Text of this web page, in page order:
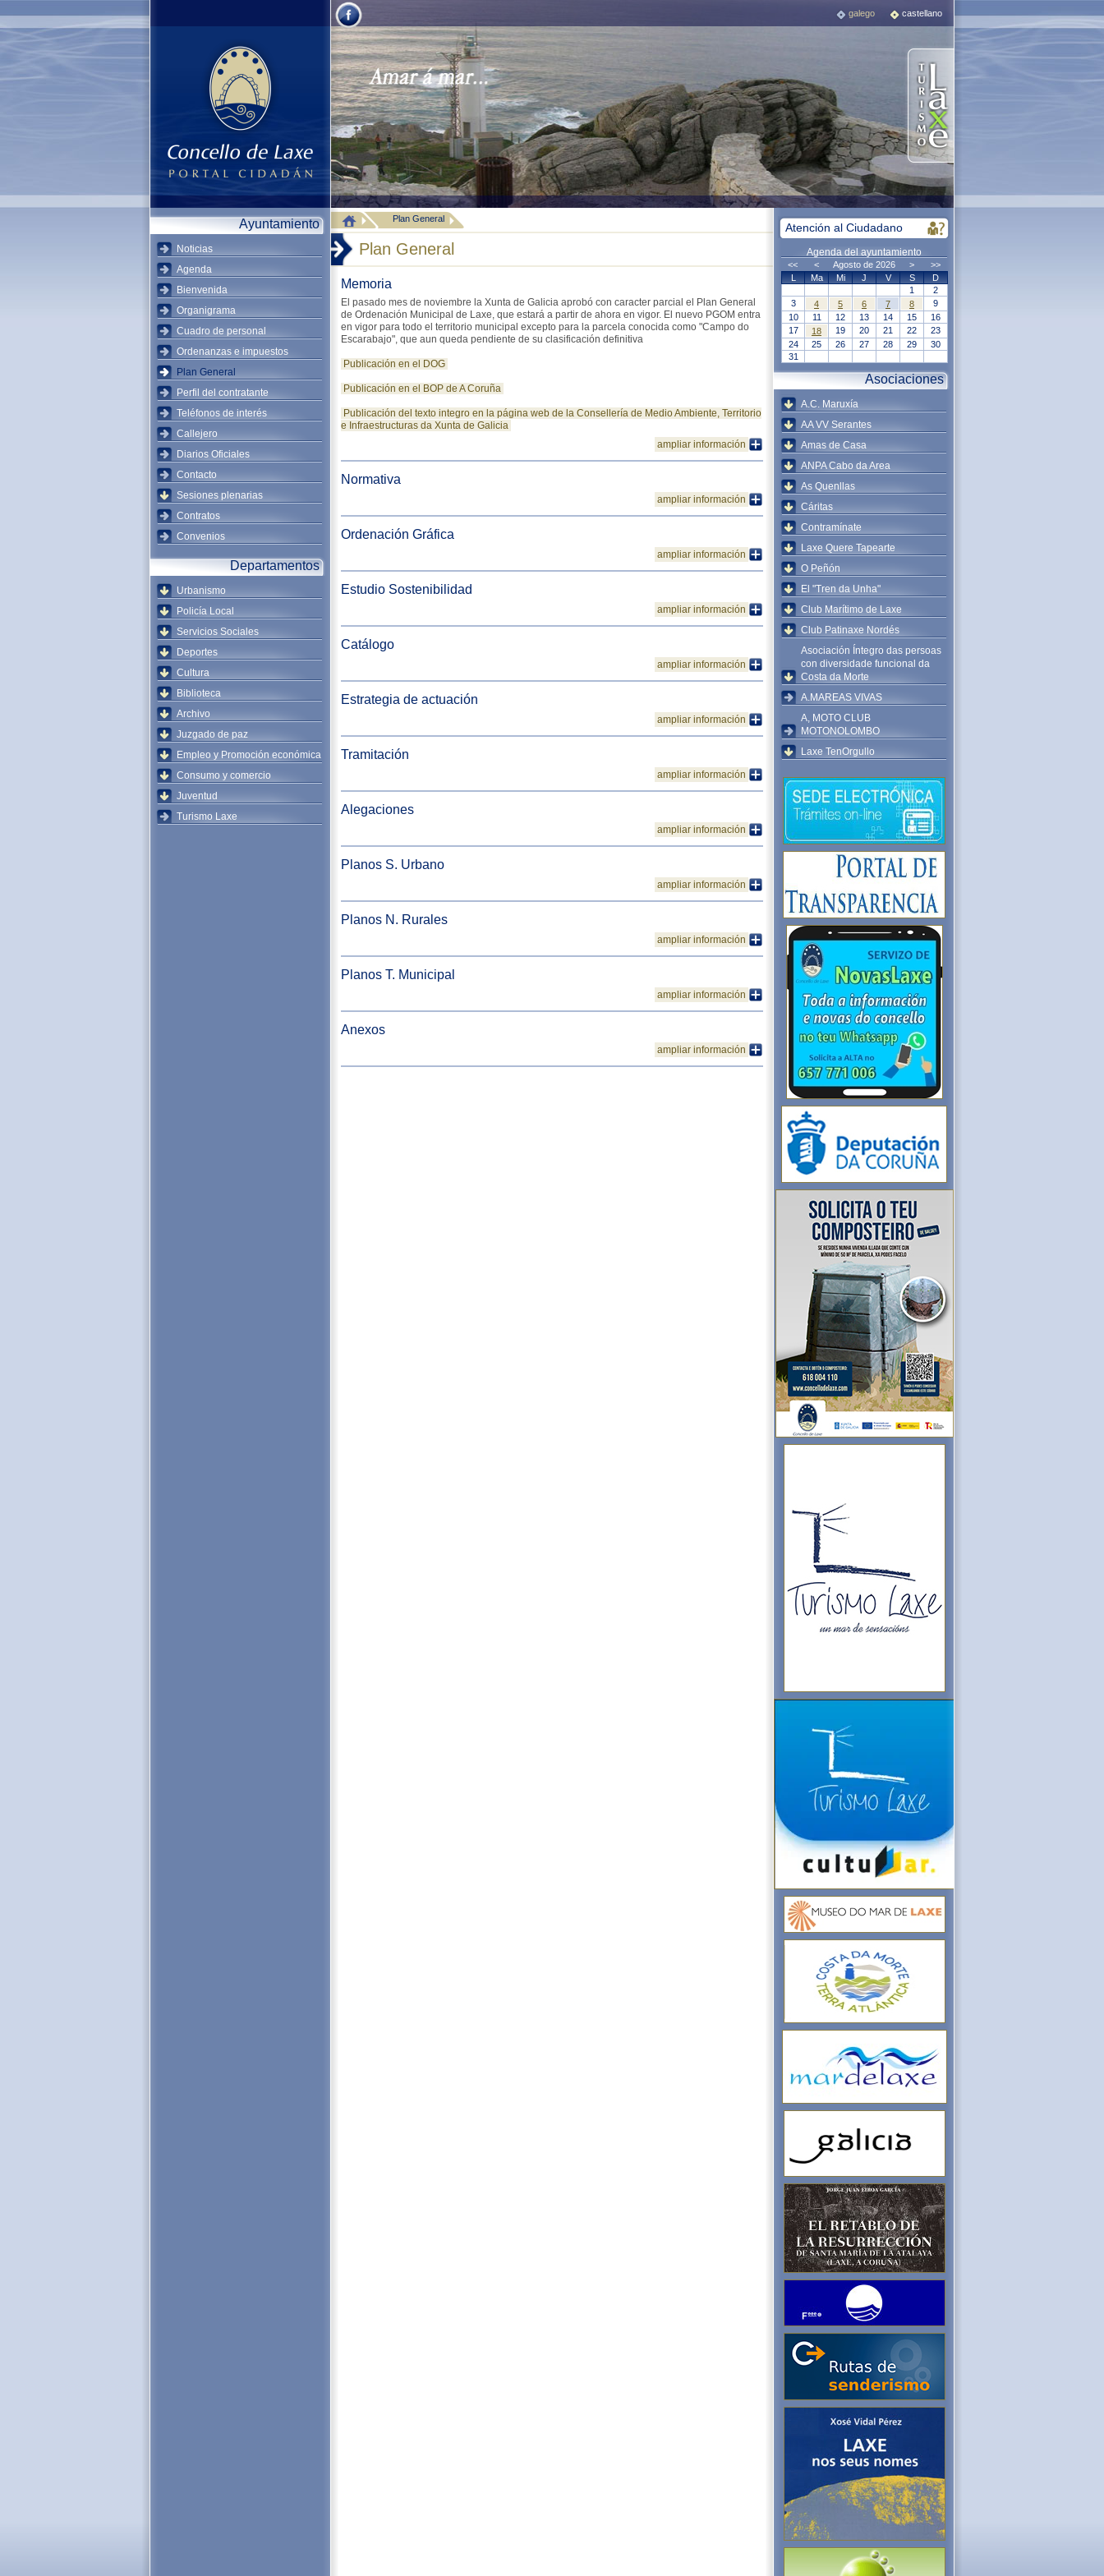
galego castellano
Ayuntamiento
Noticias
Agenda
Bienvenida
Organigrama
Cuadro de personal
Ordenanzas e impuestos
Plan General
Perfil del contratante
Teléfonos de interés
Callejero
Diarios Oficiales
Contacto
Sesiones plenarias
Contratos
Convenios
Departamentos
Urbanismo
Policía Local
Servicios Sociales
Deportes
Cultura
Biblioteca
Archivo
Juzgado de paz
Empleo y Promoción económica
Consumo y comercio
Juventud
Turismo Laxe
Plan General
Plan General
Memoria
El pasado mes de noviembre la Xunta de Galicia aprobó con caracter parcial el Plan General
de Ordenación Municipal de Laxe, que estará a partir de ahora en vigor. El nuevo PGOM entra
en vigor para todo el territorio municipal excepto para la parcela conocida como "Campo do
Escarabajo", que aun queda pendiente de su clasificación definitiva
Publicación en el DOG
Publicación en el BOP de A Coruña
Publicación del texto integro en la página web de la Consellería de Medio Ambiente, Territorio
e Infraestructuras da Xunta de Galicia
ampliar información
Normativa
ampliar información
Ordenación Gráfica
ampliar información
Estudio Sostenibilidad
ampliar información
Catálogo
ampliar información
Estrategia de actuación
ampliar información
Tramitación
ampliar información
Alegaciones
ampliar información
Planos S. Urbano
ampliar información
Planos N. Rurales
ampliar información
Planos T. Municipal
ampliar información
Anexos
ampliar información
Atención al Ciudadano
Agenda del ayuntamiento
<< < Agosto de 2026 >
>>
L
Ma Mi J V S
D
1
2
3
4 5 6 7 8
9
10
11 12 13 14 15
16
17
18 19 20 21 22
23
24
25 26 27 28 29
30
31
Asociaciones
A.C. Maruxía
AA VV Serantes
Amas de Casa
ANPA Cabo da Area
As Quenllas
Cáritas
Contramínate
Laxe Quere Tapearte
O Peñón
El "Tren da Unha"
Club Marítimo de Laxe
Club Patinaxe Nordés
Asociación Íntegro das persoas
con diversidade funcional da
Costa da Morte
A.MAREAS VIVAS
A, MOTO CLUB
MOTONOLOMBO
Laxe TenOrgullo